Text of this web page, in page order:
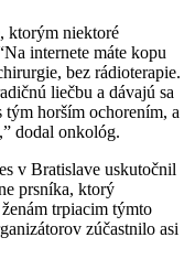
ktorým niektoré
internete máte kopu
bez rádioterapie.
liečbu a dávajú sa
tým horším ochorením, a
dodal onkológ.
v Bratislave uskutočnil
prsníka, ktorý
trpiacim týmto
zúčastnilo asi